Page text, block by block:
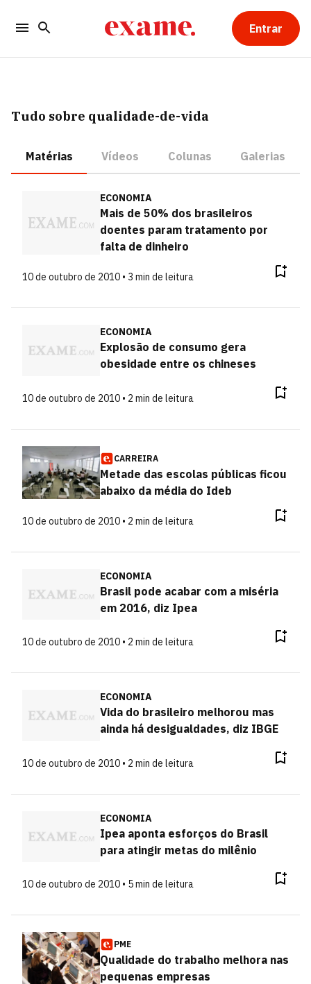
Entrar
Tudo sobre qualidade-de-vida
Matérias Vídeos Colunas Galerias
ECONOMIA
Mais de 50% dos brasileiros
doentes param tratamento por
falta de dinheiro
10 de outubro de 2010 • 3 min de leitura
ECONOMIA
Explosão de consumo gera
obesidade entre os chineses
10 de outubro de 2010 • 2 min de leitura
CARREIRA
Metade das escolas públicas ficou
abaixo da média do Ideb
10 de outubro de 2010 • 2 min de leitura
ECONOMIA
Brasil pode acabar com a miséria
em 2016, diz Ipea
10 de outubro de 2010 • 2 min de leitura
ECONOMIA
Vida do brasileiro melhorou mas
ainda há desigualdades, diz IBGE
10 de outubro de 2010 • 2 min de leitura
ECONOMIA
Ipea aponta esforços do Brasil
para atingir metas do milênio
10 de outubro de 2010 • 5 min de leitura
PME
Qualidade do trabalho melhora nas
pequenas empresas